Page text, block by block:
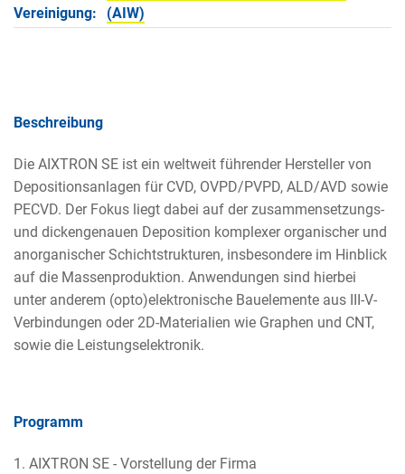
Vereinigung:
(AIW)
Beschreibung
Die AIXTRON SE ist ein weltweit führender Hersteller von
Depositionsanlagen für CVD, OVPD/PVPD, ALD/AVD sowie
PECVD. Der Fokus liegt dabei auf der zusammensetzungs-
und dickengenauen Deposition komplexer organischer und
anorganischer Schichtstrukturen, insbesondere im Hinblick
auf die Massenproduktion. Anwendungen sind hierbei
unter anderem (opto)elektronische Bauelemente aus III-V-
Verbindungen oder 2D-Materialien wie Graphen und CNT,
sowie die Leistungselektronik.
Programm
1. AIXTRON SE - Vorstellung der Firma